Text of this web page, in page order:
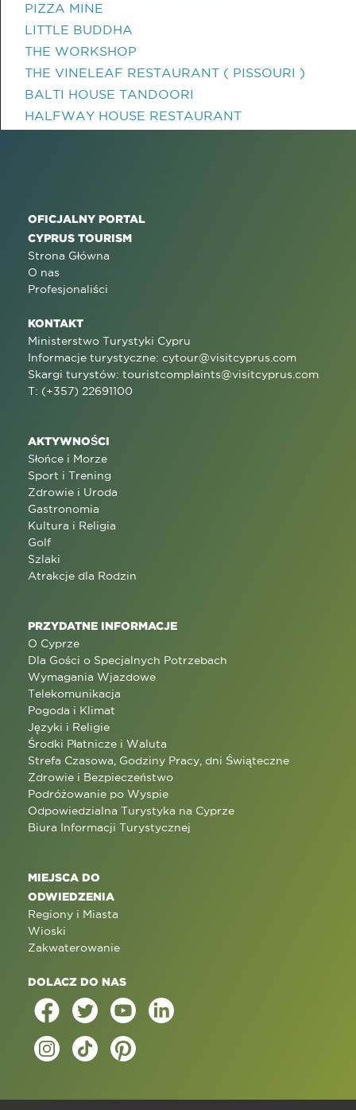
PIZZA MINE
LITTLE BUDDHA
THE WORKSHOP
THE VINELEAF RESTAURANT ( PISSOURI )
BALTI HOUSE TANDOORI
HALFWAY HOUSE RESTAURANT
OFICJALNY PORTAL
CYPRUS TOURISM
Strona Główna
O nas
Profesjonaliści
KONTAKT
Ministerstwo Turystyki Cypru
Informacje turystyczne: cytour@visitcyprus.com
Skargi turystów: touristcomplaints@visitcyprus.com
T: (+357) 22691100
AKTYWNOŚCI
Słońce i Morze
Sport i Trening
Zdrowie i Uroda
Gastronomia
Kultura i Religia
Golf
Szlaki
Atrakcje dla Rodzin
PRZYDATNE INFORMACJE
O Cyprze
Dla Gości o Specjalnych Potrzebach
Wymagania Wjazdowe
Telekomunikacja
Pogoda i Klimat
Języki i Religie
Środki Płatnicze i Waluta
Strefa Czasowa, Godziny Pracy, dni Świąteczne
Zdrowie i Bezpieczeństwo
Podróżowanie po Wyspie
Odpowiedzialna Turystyka na Cyprze
Biura Informacji Turystycznej
MIEJSCA DO
ODWIEDZENIA
Regiony i Miasta
Wioski
Zakwaterowanie
DOLACZ DO NAS